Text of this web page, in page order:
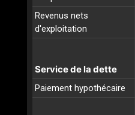
Revenus nets
d'exploitation
Service de la dette
Paiement hypothécaire